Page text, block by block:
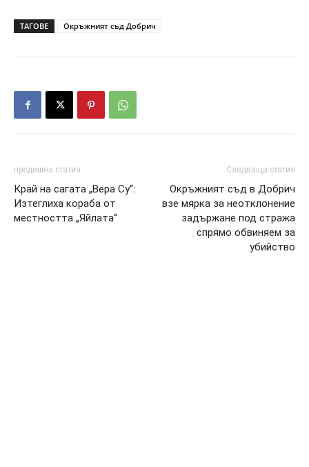
ТАГОВЕ Окръжният съд Добрич
предишна статия
Край на сагата „Вера Су“:
Изтеглиха кораба от
местността „Яйлата“
Следваща статия
Окръжният съд в Добрич
взе мярка за неотклонение
задържане под стража
спрямо обвиняем за
убийство